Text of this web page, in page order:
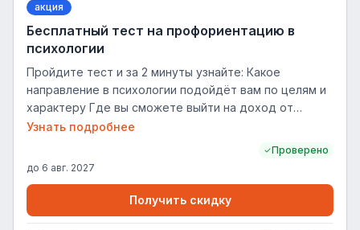
акция
Бесплатный тест на профориентацию в
психологии
Пройдите тест и за 2 минуты узнайте: Какое
направление в психологии подойдёт вам по целям и
характеру Где вы сможете выйти на доход от
3.000₽ за сессию Как получить диплом гос. образца
Узнать подробнее
Проверено
до 6 авг. 2027
Получить скидку